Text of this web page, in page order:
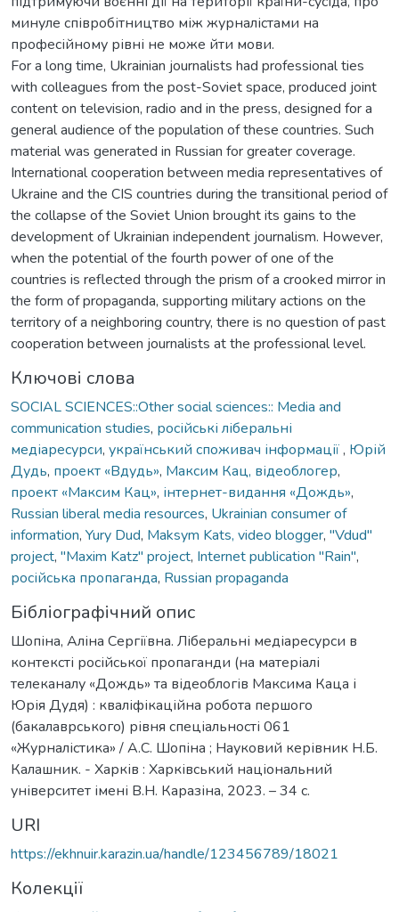
минуле співробітництво між журналістами на
професійному рівні не може йти мови.
For a long time, Ukrainian journalists had professional ties
with colleagues from the post-Soviet space, produced joint
content on television, radio and in the press, designed for a
general audience of the population of these countries. Such
material was generated in Russian for greater coverage.
International cooperation between media representatives of
Ukraine and the CIS countries during the transitional period of
the collapse of the Soviet Union brought its gains to the
development of Ukrainian independent journalism. However,
when the potential of the fourth power of one of the
countries is reflected through the prism of a crooked mirror in
the form of propaganda, supporting military actions on the
territory of a neighboring country, there is no question of past
cooperation between journalists at the professional level.
Ключові слова
SOCIAL SCIENCES::Other social sciences:: Media and
communication studies, російські ліберальні
медіаресурси, український споживач інформації, Юрій
Дудь, проект «Вдудь», Максим Кац, відеоблогер,
проект «Максим Кац», інтернет-видання «Дождь»,
Russian liberal media resources, Ukrainian consumer of
information, Yury Dud, Maksym Kats, video blogger, "Vdud"
project, "Maxim Katz" project, Internet publication "Rain",
російська пропаганда, Russian propaganda
Бібліографічний опис
Шопіна, Аліна Сергіївна. Ліберальні медіаресурси в
контексті російської пропаганди (на матеріалі
телеканалу «Дождь» та відеоблогів Максима Каца і
Юрія Дудя) : кваліфікаційна робота першого
(бакалаврського) рівня спеціальності 061
«Журналістика» / А.С. Шопіна ; Науковий керівник Н.Б.
Калашник. - Харків : Харківський національний
університет імені В.Н. Каразіна, 2023. – 34 с.
URI
https://ekhnuir.karazin.ua/handle/123456789/18021
Колекції